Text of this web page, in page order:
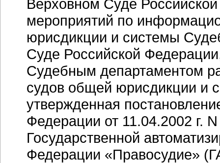
Верховном Суде
мероприятий по
юрисдикции и системы
Суде Российской
Судебным департаментом
судов общей юрисдикции и
утвержденная
Федерации от 11.04.2002 г.
Государственной
Федерации «Правосудие»